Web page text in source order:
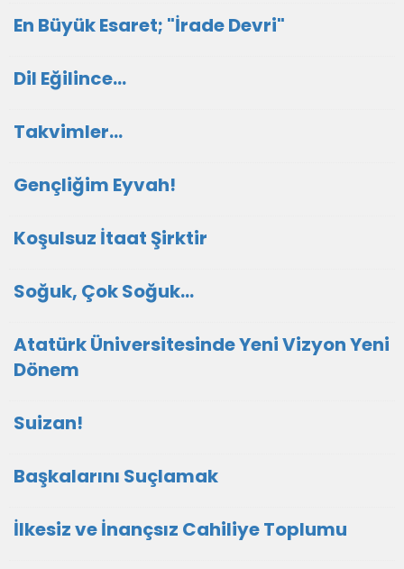
En Büyük Esaret; "İrade Devri"
Dil Eğilince...
Takvimler...
Gençliğim Eyvah!
Koşulsuz İtaat Şirktir
Soğuk, Çok Soğuk...
Atatürk Üniversitesinde Yeni Vizyon Yeni
Dönem
Suizan!
Başkalarını Suçlamak
İlkesiz ve İnançsız Cahiliye Toplumu